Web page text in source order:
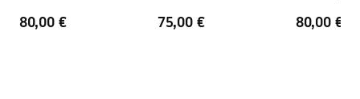
80,00 € 75,00 € 80,00 €